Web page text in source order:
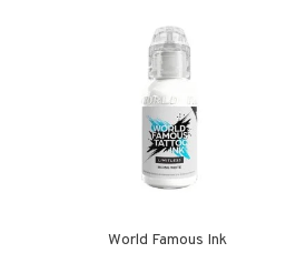
World Famous Ink